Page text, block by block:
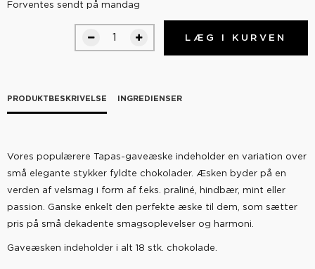
Forventes sendt på mandag
LÆG I KURVEN
PRODUKTBESKRIVELSE INGREDIENSER
Vores populærere Tapas-gaveæske indeholder en variation over
små elegante stykker fyldte chokolader. Æsken byder på en
verden af velsmag i form af f.eks. praliné, hindbær, mint eller
passion. Ganske enkelt den perfekte æske til dem, som sætter
pris på små dekadente smagsoplevelser og harmoni.
Gaveæsken indeholder i alt 18 stk. chokolade.